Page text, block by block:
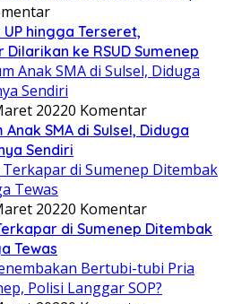
hingga Terseret,
ke RSUD Sumenep
20220 Komentar
SMA di Sulsel, Diduga
Sendiri
20220 Komentar
di Sumenep Ditembak
Tewas